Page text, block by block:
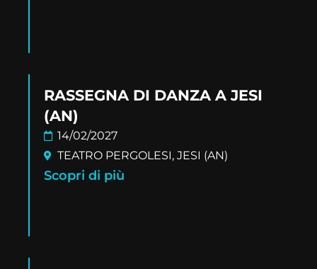
RASSEGNA DI DANZA A JESI
(AN)
14/02/2027
TEATRO PERGOLESI, JESI (AN)
Scopri di più